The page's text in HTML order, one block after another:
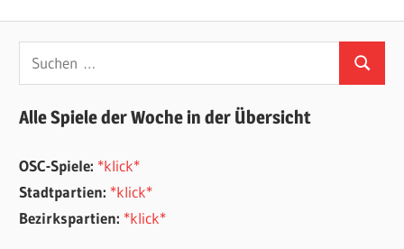
Suchen
nach:
Suchen
Alle Spiele der Woche in der Übersicht
OSC-Spiele: *klick*
Stadtpartien: *klick*
Bezirkspartien: *klick*